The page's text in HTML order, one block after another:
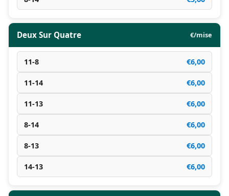
Deux Sur Quatre €/mise
11-8 €6,00
11-14 €6,00
11-13 €6,00
8-14 €6,00
8-13 €6,00
14-13 €6,00